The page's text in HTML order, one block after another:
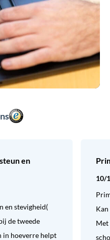
en
en stevigheid(
de tweede
in hoeverre helpt
10/
Met